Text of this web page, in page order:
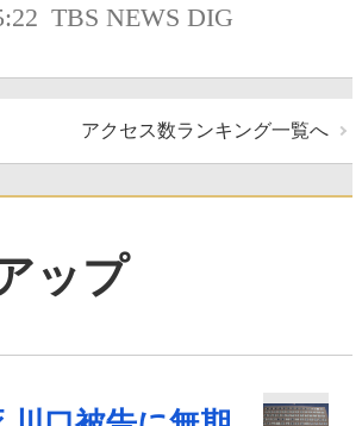
TBS NEWS DIG
アクセス数ランキング一覧へ
ップ